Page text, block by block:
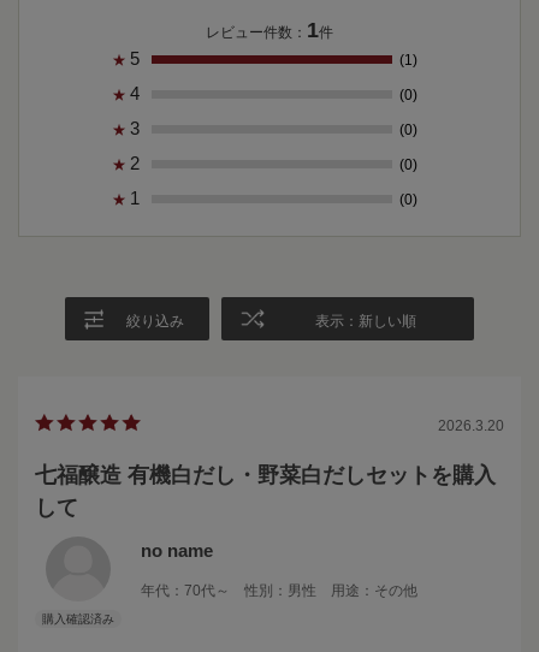
レビュー件数： 1件
★ 5 (1)
★ 4 (0)
★ 3 (0)
★ 2 (0)
★ 1 (0)
絞り込み 表示：新しい順
2026.3.20
七福醸造 有機白だし・野菜白だしセットを購入
して
no name
年代： 70代～ 性別： 男性 用途： その他